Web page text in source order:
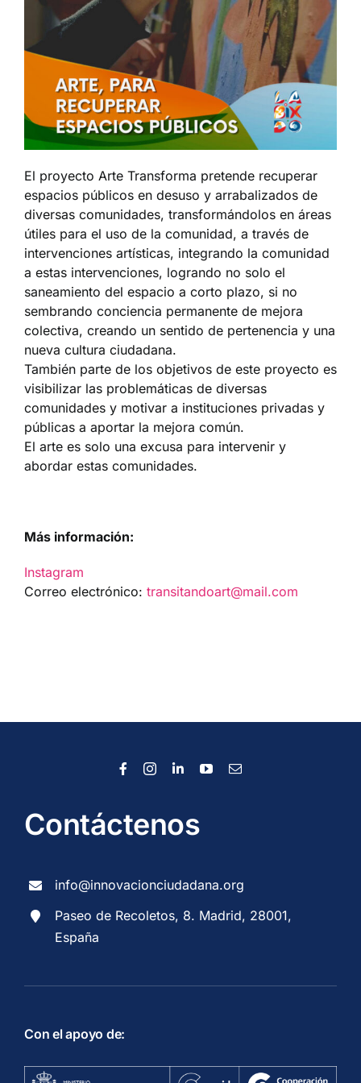
El proyecto Arte Transforma pretende recuperar
espacios públicos en desuso y arrabalizados de
diversas comunidades, transformándolos en áreas
útiles para el uso de la comunidad, a través de
intervenciones artísticas, integrando la comunidad
a estas intervenciones, logrando no solo el
saneamiento del espacio a corto plazo, si no
sembrando conciencia permanente de mejora
colectiva, creando un sentido de pertenencia y una
nueva cultura ciudadana.
También parte de los objetivos de este proyecto es
visibilizar las problemáticas de diversas
comunidades y motivar a instituciones privadas y
públicas a aportar la mejora común.
El arte es solo una excusa para intervenir y
abordar estas comunidades.
Más información:
Instagram
Correo electrónico: transitandoart@mail.com
Contáctenos
info@innovacionciudadana.org
Paseo de Recoletos, 8. Madrid, 28001,
España
Con el apoyo de: